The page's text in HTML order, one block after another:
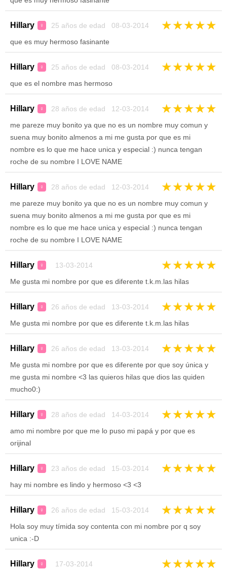
Hillary ♀ 25 años de edad 08-03-2014 ★★★★★
que es muy hermoso fasinante
Hillary ♀ 25 años de edad 08-03-2014 ★★★★★
que es el nombre mas hermoso
Hillary ♀ 28 años de edad 12-03-2014 ★★★★★
me pareze muy bonito ya que no es un nombre muy comun y
suena muy bonito almenos a mi me gusta por que es mi
nombre es lo que me hace unica y especial :) nunca tengan
roche de su nombre I LOVE NAME
Hillary ♀ 28 años de edad 12-03-2014 ★★★★★
me pareze muy bonito ya que no es un nombre muy comun y
suena muy bonito almenos a mi me gusta por que es mi
nombre es lo que me hace unica y especial :) nunca tengan
roche de su nombre I LOVE NAME
Hillary ♀ 13-03-2014 ★★★★★
Me gusta mi nombre por que es diferente t.k.m.las hilas
Hillary ♀ 26 años de edad 13-03-2014 ★★★★★
Me gusta mi nombre por que es diferente t.k.m.las hilas
Hillary ♀ 26 años de edad 13-03-2014 ★★★★★
Me gusta mi nombre por que es diferente por que soy única y
me gusta mi nombre <3 las quieros hilas que dios las quiden
mucho0:)
Hillary ♀ 28 años de edad 14-03-2014 ★★★★★
amo mi nombre por que me lo puso mi papá y por que es
orijinal
Hillary ♀ 23 años de edad 15-03-2014 ★★★★★
hay mi nombre es lindo y hermoso <3 <3
Hillary ♀ 26 años de edad 15-03-2014 ★★★★★
Hola soy muy tímida soy contenta con mi nombre por q soy
unica :-D
Hillary ♀ 17-03-2014 ★★★★★